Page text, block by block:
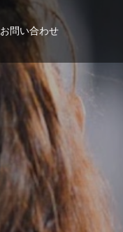
お問い合わせ